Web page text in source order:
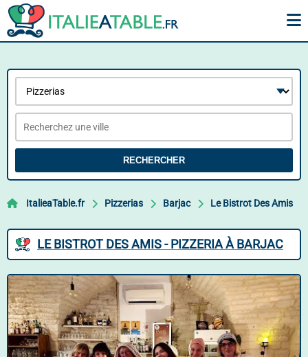
RECHERCHER
ItalieaTable.fr Pizzerias Barjac Le Bistrot Des Amis
LE BISTROT DES AMIS - PIZZERIA À BARJAC